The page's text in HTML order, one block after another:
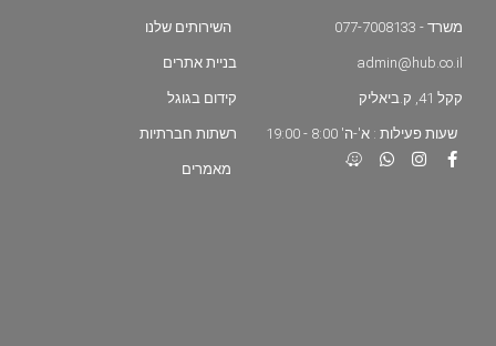
משרד - 077-7008133
admin@hub.co.il
קקל 41, ק.ביאליק
שעות פעילות : א'-ה' 8:00 - 19:00
השירותים שלנו
בניית אתרים
קידום בגוגל
רשתות חברתיות
מאמרים